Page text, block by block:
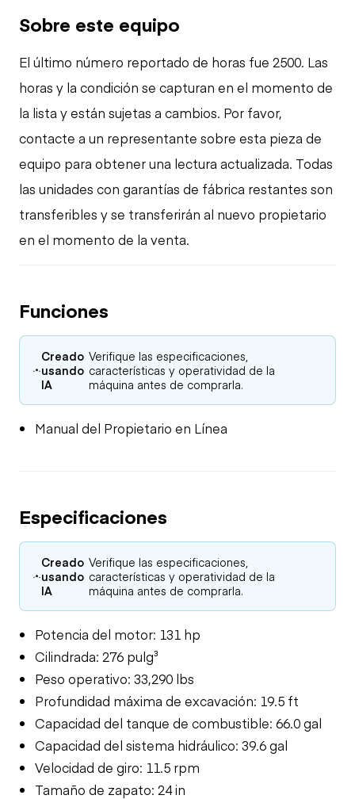
Sobre este equipo
El último número reportado de horas fue 2500. Las
horas y la condición se capturan en el momento de
la lista y están sujetas a cambios. Por favor,
contacte a un representante sobre esta pieza de
equipo para obtener una lectura actualizada. Todas
las unidades con garantías de fábrica restantes son
transferibles y se transferirán al nuevo propietario
en el momento de la venta.
Funciones
Creado
usando
IA
Verifique las especificaciones,
características y operatividad de la
máquina antes de comprarla.
Manual del Propietario en Línea
Especificaciones
Creado
usando
IA
Verifique las especificaciones,
características y operatividad de la
máquina antes de comprarla.
Potencia del motor: 131 hp
Cilindrada: 276 pulg³
Peso operativo: 33,290 lbs
Profundidad máxima de excavación: 19.5 ft
Capacidad del tanque de combustible: 66.0 gal
Capacidad del sistema hidráulico: 39.6 gal
Velocidad de giro: 11.5 rpm
Tamaño de zapato: 24 in